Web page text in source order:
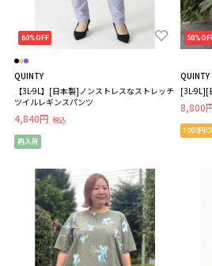
60%OFF
QUINTY
【3L-9L】[日本製]ノンストレスなストレッチ
ツイルレギンスパンツ
4,840円 税込
再入荷
QUINTY
[3L-9L][
8,800
1000円